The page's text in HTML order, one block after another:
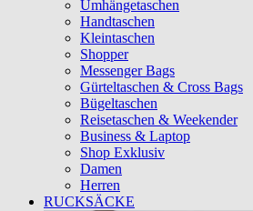
Umhängetaschen
Handtaschen
Kleintaschen
Shopper
Messenger Bags
Gürteltaschen & Cross Bags
Bügeltaschen
Reisetaschen & Weekender
Business & Laptop
Shop Exklusiv
Damen
Herren
RUCKSÄCKE